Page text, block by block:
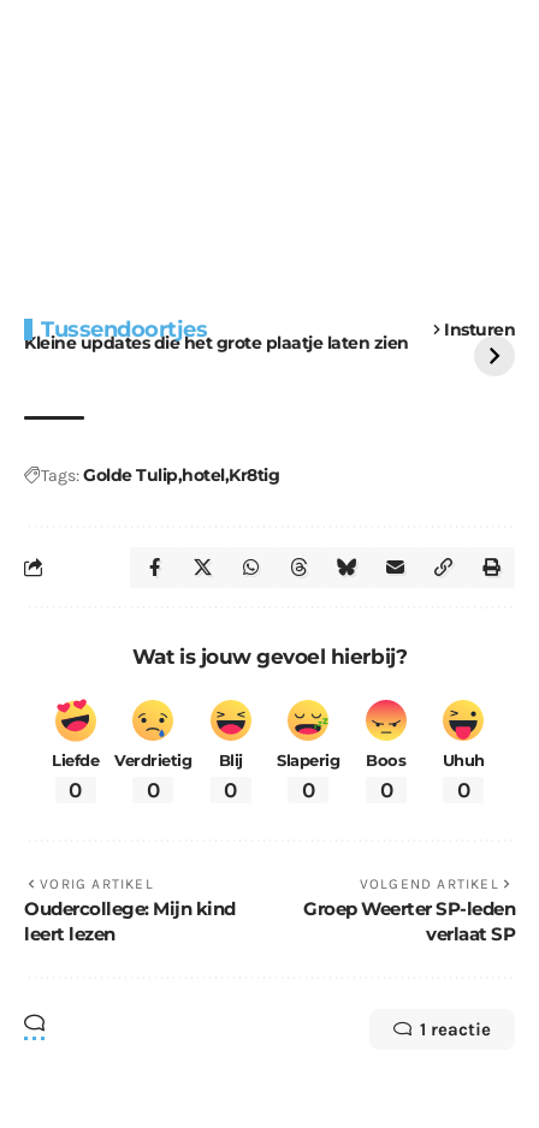
Tussendoortjes Insturen
Kleine updates die het grote plaatje laten zien
voor kabouters
uitdaging
Tags:Golde TuliphotelKr8tig
Wat is jouw gevoel hierbij?
Liefde
0
Verdrietig
0
Blij
0
Slaperig
0
Boos
0
Uhuh
0
VORIG ARTIKEL
Oudercollege: Mijn kind
leert lezen
VOLGEND ARTIKEL
Groep Weerter SP-leden
verlaat SP
1 reactie